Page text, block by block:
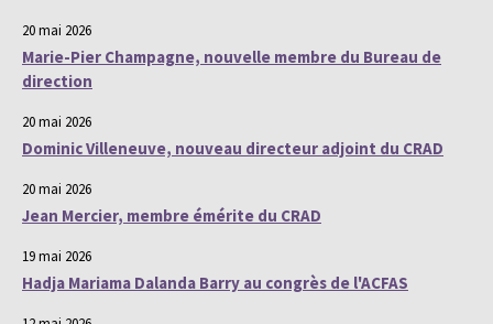
20 mai 2026
Marie-Pier Champagne, nouvelle membre du Bureau de
direction
20 mai 2026
Dominic Villeneuve, nouveau directeur adjoint du CRAD
20 mai 2026
Jean Mercier, membre émérite du CRAD
19 mai 2026
Hadja Mariama Dalanda Barry au congrès de l'ACFAS